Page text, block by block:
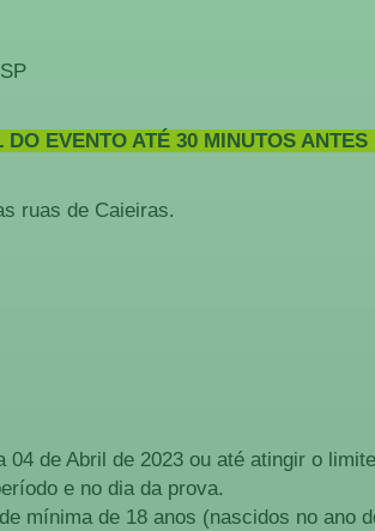
EVENTO ATÉ 30 MINUTOS
ruas de Caieiras.
de Abril de 2023 ou até atingir o
e no dia da prova.
mínima de 18 anos (nascidos no ano